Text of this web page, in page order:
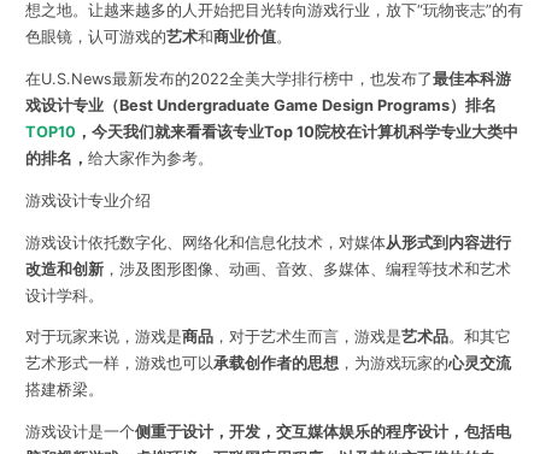
想之地。 让越来越多的人开始把目光转向游戏行业，放下“玩物丧志”的有
色眼镜，认可游戏的艺术和商业价值。
在U.S.News最新发布的2022全美大学排行榜中，也发布了最佳本科游
戏设计专业（Best Undergraduate Game Design Programs）排名
TOP10 ，今天我们就来看看该专业Top 10院校在计算机科学专业大类中
的排名， 给大家作为参考。
游戏设计专业介绍
游戏设计依托数字化、网络化和信息化技术，对媒体从形式到内容进行
改造和创新，涉及图形图像、动画、音效、多媒体、编程等技术和艺术
设计学科。
对于玩家来说，游戏是商品，对于艺术生而言，游戏是艺术品。和其它
艺术形式一样，游戏也可以承载创作者的思想，为游戏玩家的心灵交流
搭建桥梁。
游戏设计是一个侧重于设计，开发，交互媒体娱乐的程序设计，包括电